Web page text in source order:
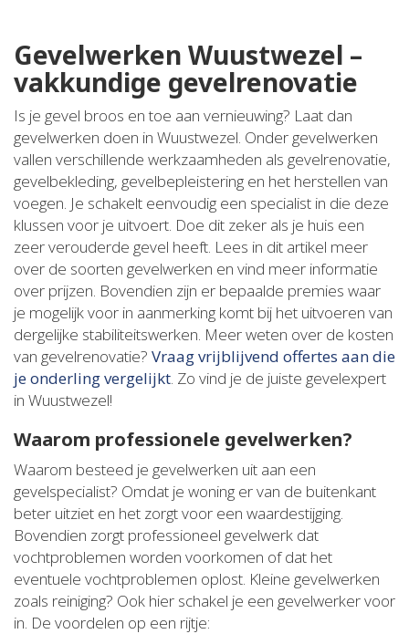
Gevelwerken Wuustwezel –
vakkundige gevelrenovatie
Is je gevel broos en toe aan vernieuwing? Laat dan
gevelwerken doen in Wuustwezel. Onder gevelwerken
vallen verschillende werkzaamheden als gevelrenovatie,
gevelbekleding, gevelbepleistering en het herstellen van
voegen. Je schakelt eenvoudig een specialist in die deze
klussen voor je uitvoert. Doe dit zeker als je huis een
zeer verouderde gevel heeft. Lees in dit artikel meer
over de soorten gevelwerken en vind meer informatie
over prijzen. Bovendien zijn er bepaalde premies waar
je mogelijk voor in aanmerking komt bij het uitvoeren van
dergelijke stabiliteitswerken. Meer weten over de kosten
van gevelrenovatie? Vraag vrijblijvend offertes aan die
je onderling vergelijkt. Zo vind je de juiste gevelexpert
in Wuustwezel!
Waarom professionele gevelwerken?
Waarom besteed je gevelwerken uit aan een
gevelspecialist? Omdat je woning er van de buitenkant
beter uitziet en het zorgt voor een waardestijging.
Bovendien zorgt professioneel gevelwerk dat
vochtproblemen worden voorkomen of dat het
eventuele vochtproblemen oplost. Kleine gevelwerken
zoals reiniging? Ook hier schakel je een gevelwerker voor
in. De voordelen op een rijtje: